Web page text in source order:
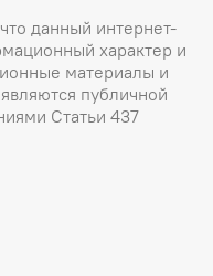
данный интернет-
характер и
материалы и
публичной
Статьи 437